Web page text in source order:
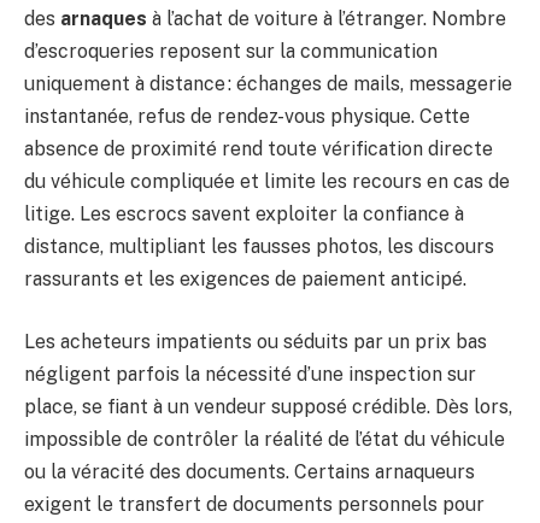
des arnaques à l’achat de voiture à l’étranger. Nombre
d’escroqueries reposent sur la communication
uniquement à distance : échanges de mails, messagerie
instantanée, refus de rendez-vous physique. Cette
absence de proximité rend toute vérification directe
du véhicule compliquée et limite les recours en cas de
litige. Les escrocs savent exploiter la confiance à
distance, multipliant les fausses photos, les discours
rassurants et les exigences de paiement anticipé.
Les acheteurs impatients ou séduits par un prix bas
négligent parfois la nécessité d’une inspection sur
place, se fiant à un vendeur supposé crédible. Dès lors,
impossible de contrôler la réalité de l’état du véhicule
ou la véracité des documents. Certains arnaqueurs
exigent le transfert de documents personnels pour